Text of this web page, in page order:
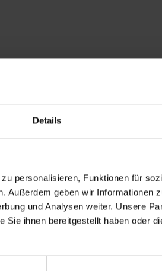
Details
personalisieren, Funktionen für
Außerdem geben wir Informationen
und Analysen weiter. Unsere
Sie ihnen bereitgestellt haben oder